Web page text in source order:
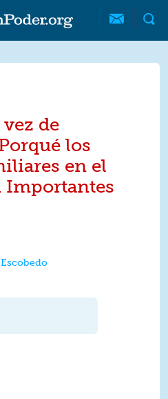
de
los
en el
Importantes